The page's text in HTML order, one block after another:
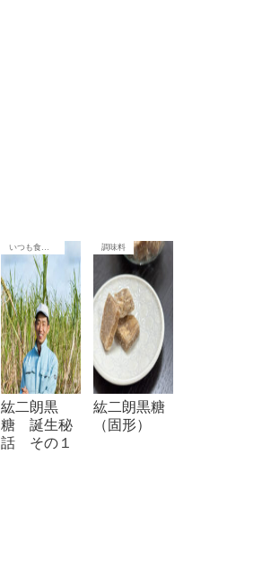
いつも食卓に
紘二朗黒
糖 誕生秘
話 その１
調味料
紘二朗黒糖
（固形）